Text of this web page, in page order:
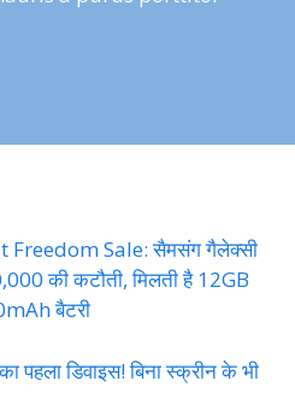
Freedom Sale: सैमसंग गैलेक्सी
की कटौती, मिलती है 12GB
बैटरी
पहला डिवाइस! बिना स्क्रीन के भी